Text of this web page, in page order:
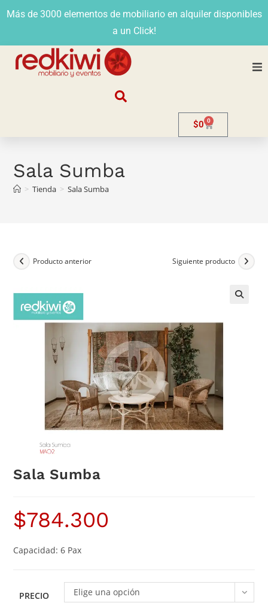
Más de 3000 elementos de mobiliario en alquiler disponibles
a un Click!
Contacto
$0 0
Sala Sumba
> Tienda > Sala Sumba
Producto anterior Siguiente producto
Sala Sumba
$784.300
Capacidad: 6 Pax
PRECIO Elige una opción